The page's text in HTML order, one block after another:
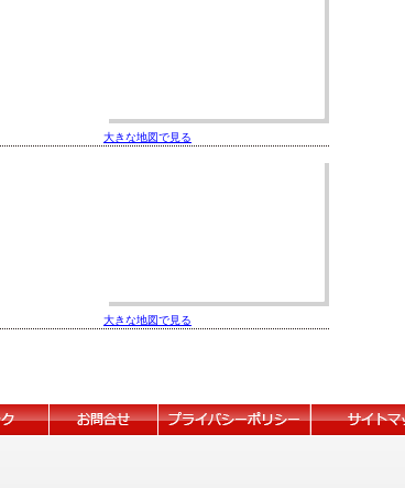
大きな地図で見る
大きな地図で見る